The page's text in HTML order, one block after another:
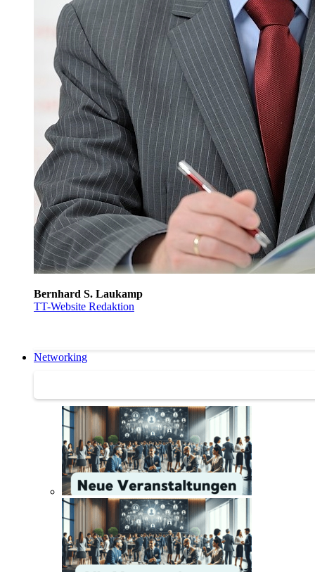
Bernhard S. Laukamp
TT-Website Redaktion
Networking